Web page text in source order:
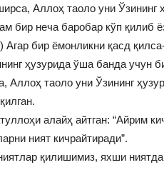
Аллоҳ таоло уни Ўзининг
бир неча баробар кўп қилиб
Агар бир ёмонликни қасд
ҳузурида ўша банда учун
Аллоҳ таоло уни Ўзининг
алайҳ айтган: “Айрим
ният кичрайтиради”.
қилишимиз, яхши